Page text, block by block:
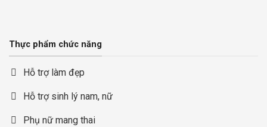
Thực phẩm chức năng
Hỗ trợ làm đẹp
Hỗ trợ sinh lý nam, nữ
Phụ nữ mang thai